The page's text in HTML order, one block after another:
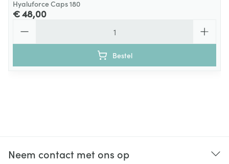
Hyaluforce Caps 180
€ 48,00
Bestel
Neem contact met ons op